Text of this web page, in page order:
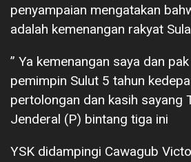
penyampaian mengatakan
adalah kemenangan rakyat
” Ya kemenangan saya dan
pemimpin Sulut 5 tahun
pertolongan dan kasih sayang
Jenderal (P) bintang tiga ini
YSK didampingi Cawagub